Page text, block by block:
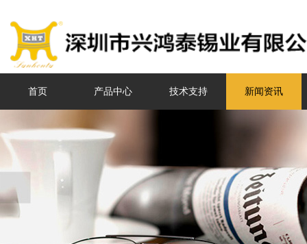
首页 产品中心 技术支持 新闻资讯